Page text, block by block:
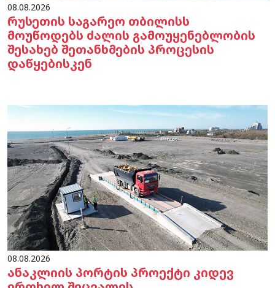
08.08.2026
რუსეთის საგარეო თბილისს
მოუწოდებს ძალის გამოუყენებლობის
შესახებ შეთანხმების პროცესის
დაწყებისკენ
08.08.2026
ანაკლიის პორტის პროექტი კიდევ